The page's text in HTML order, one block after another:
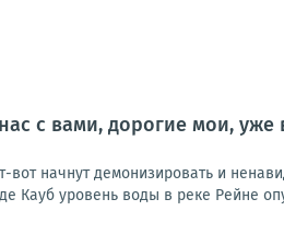
с вами, дорогие мои,
вот начнут демонизировать и
Кауб уровень воды в реке Рейне